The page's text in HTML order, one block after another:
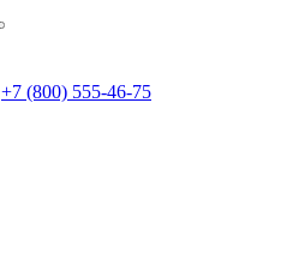
+7 (800) 555-46-75